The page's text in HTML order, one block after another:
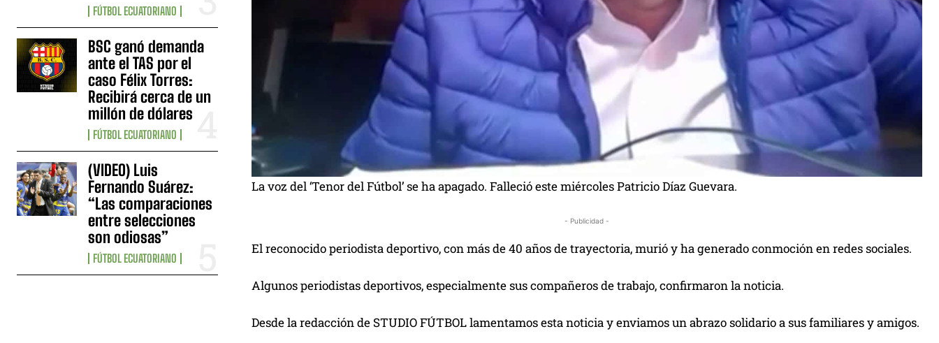
FÚTBOL ECUATORIANO
BSC ganó demanda
ante el TAS por el
caso Félix Torres:
Recibirá cerca de un
millón de dólares
FÚTBOL ECUATORIANO
(VIDEO) Luis
Fernando Suárez:
“Las comparaciones
entre selecciones
son odiosas”
FÚTBOL ECUATORIANO
La voz del ‘Tenor del Fútbol’ se ha apagado. Falleció este miércoles Patricio Díaz Guevara.
- Publicidad -
El reconocido periodista deportivo, con más de 40 años de trayectoria, murió y ha generado conmoción en redes sociales.
Algunos periodistas deportivos, especialmente sus compañeros de trabajo, confirmaron la noticia.
Desde la redacción de STUDIO FÚTBOL lamentamos esta noticia y enviamos un abrazo solidario a sus familiares y amigos.